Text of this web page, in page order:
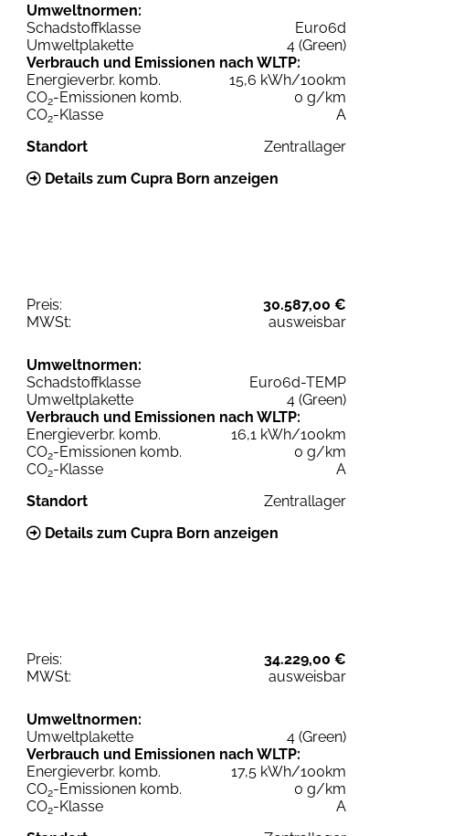
Umweltnormen:
Schadstoffklasse
Euro6d
Umweltplakette
4 (Green)
Verbrauch und Emissionen nach WLTP:
Energieverbr. komb.
15,6 kWh/100km
CO2-Emissionen komb.
0 g/km
CO2-Klasse
A
Standort
Zentrallager
Details zum Cupra Born anzeigen
Preis:
30.587,00 €
MWSt:
ausweisbar
Umweltnormen:
Schadstoffklasse
Euro6d-TEMP
Umweltplakette
4 (Green)
Verbrauch und Emissionen nach WLTP:
Energieverbr. komb.
16,1 kWh/100km
CO2-Emissionen komb.
0 g/km
CO2-Klasse
A
Standort
Zentrallager
Details zum Cupra Born anzeigen
Preis:
34.229,00 €
MWSt:
ausweisbar
Umweltnormen:
Umweltplakette
4 (Green)
Verbrauch und Emissionen nach WLTP:
Energieverbr. komb.
17,5 kWh/100km
CO2-Emissionen komb.
0 g/km
CO2-Klasse
A